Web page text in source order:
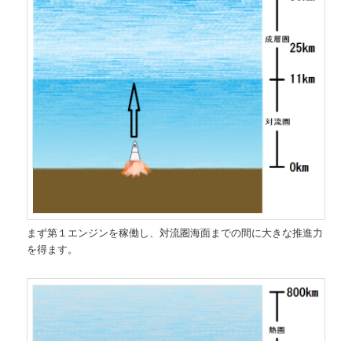
まず第１エンジンを稼働し、対流圏海面までの間に大きな推進力
を得ます。